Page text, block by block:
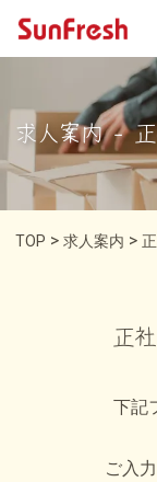
求人案内 -
TOP > 求人案内 >
正
下記
ご入